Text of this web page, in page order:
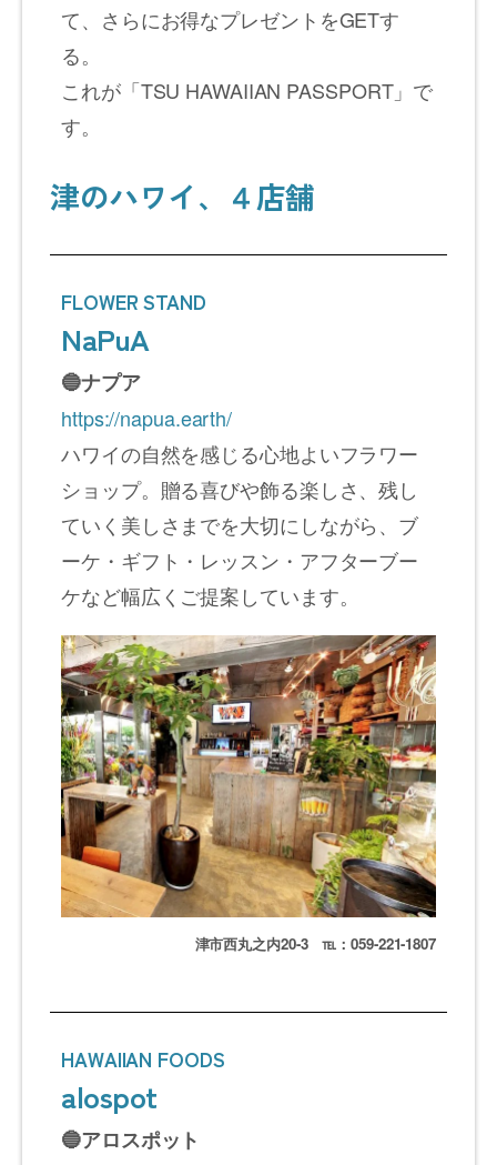
て、さらにお得なプレゼントをGETす
る。
これが「TSU HAWAIIAN PASSPORT」で
す。
津のハワイ、４店舗
FLOWER STAND
NaPuA
🔵ナプア
https://napua.earth/
ハワイの自然を感じる心地よいフラワー
ショップ。贈る喜びや飾る楽しさ、残し
ていく美しさまでを大切にしながら、ブ
ーケ・ギフト・レッスン・アフターブー
ケなど幅広くご提案しています。
津市西丸之内20-3 ℡：059-221-1807
HAWAIIAN FOODS
alospot
🔵アロスポット